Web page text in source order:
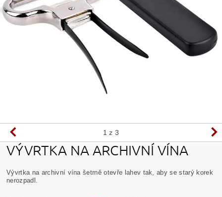
1 z 3
VÝVRTKA NA ARCHIVNÍ VÍNA
Vývrtka na archivní vína šetrně otevře lahev tak, aby se starý korek
nerozpadl.